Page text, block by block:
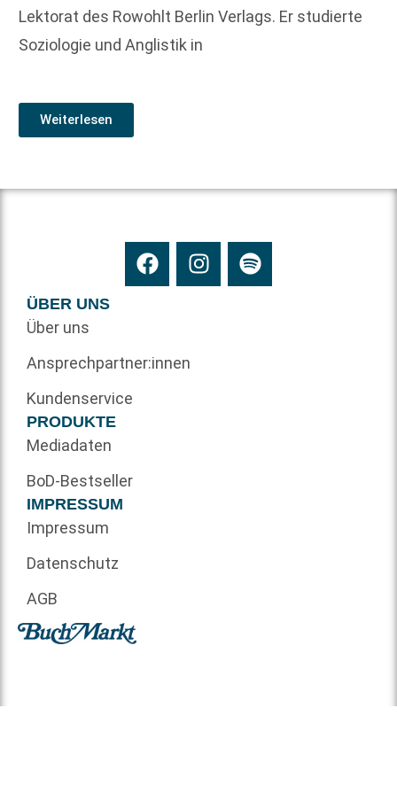
Lektorat des Rowohlt Berlin Verlags. Er studierte
Soziologie und Anglistik in
Weiterlesen
ÜBER UNS
Über uns
Ansprechpartner:innen
Kundenservice
PRODUKTE
Mediadaten
BoD-Bestseller
IMPRESSUM
Impressum
Datenschutz
AGB